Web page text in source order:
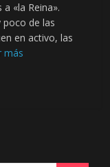
«la Reina».
poco de las
en activo, las
más